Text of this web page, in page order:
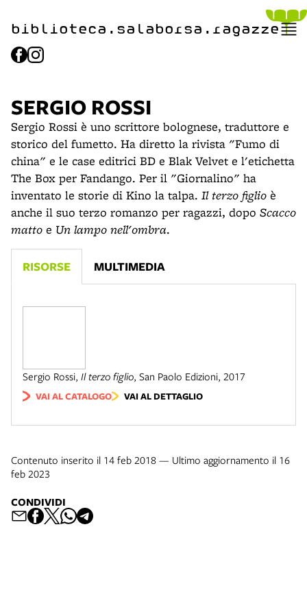
biblioteca.​salaborsa.ragazze
SERGIO ROSSI
Sergio Rossi è uno scrittore bolognese, traduttore e
storico del fumetto. Ha diretto la rivista "Fumo di
china" e le case editrici BD e Blak Velvet e l'etichetta
The Box per Fandango. Per il "Giornalino" ha
inventato le storie di Kino la talpa. Il terzo figlio è
anche il suo terzo romanzo per ragazzi, dopo Scacco
matto e Un lampo nell'ombra.
RISORSE MULTIMEDIA
Sergio Rossi, Il terzo figlio, San Paolo Edizioni, 2017
VAI AL CATALOGO VAI AL DETTAGLIO
Contenuto inserito il 14 feb 2018 — Ultimo aggiornamento il 16
feb 2023
CONDIVIDI